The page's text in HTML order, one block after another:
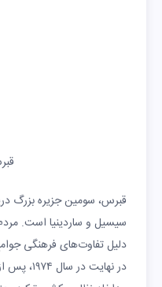
قبرس، سومین جزیره بزرگ
دلیل تفاوت‌های فرهنگی